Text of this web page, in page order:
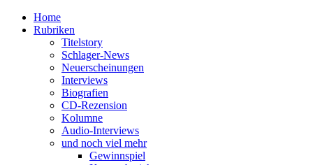
Home
Rubriken
Titelstory
Schlager-News
Neuerscheinungen
Interviews
Biografien
CD-Rezension
Kolumne
Audio-Interviews
und noch viel mehr
Gewinnspiel